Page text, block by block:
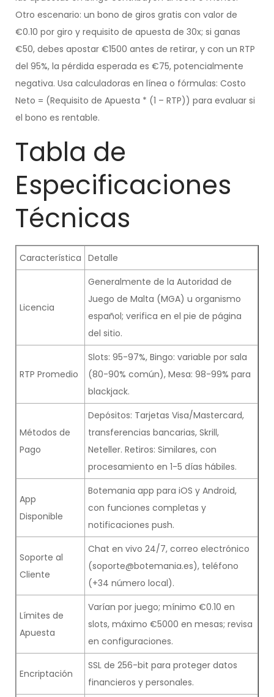
Otro escenario: un bono de giros gratis con valor de
€0.10 por giro y requisito de apuesta de 30x; si ganas
€50, debes apostar €1500 antes de retirar, y con un RTP
del 95%, la pérdida esperada es €75, potencialmente
negativa. Usa calculadoras en línea o fórmulas: Costo
Neto = (Requisito de Apuesta * (1 – RTP)) para evaluar si
el bono es rentable.
Tabla de
Especificaciones
Técnicas
Característica Detalle
Licencia
Generalmente de la Autoridad de
Juego de Malta (MGA) u organismo
español; verifica en el pie de página
del sitio.
RTP Promedio
Slots: 95-97%, Bingo: variable por sala
(80-90% común), Mesa: 98-99% para
blackjack.
Métodos de
Pago
Depósitos: Tarjetas Visa/Mastercard,
transferencias bancarias, Skrill,
Neteller. Retiros: Similares, con
procesamiento en 1-5 días hábiles.
App
Disponible
Botemania app para iOS y Android,
con funciones completas y
notificaciones push.
Soporte al
Cliente
Chat en vivo 24/7, correo electrónico
(soporte@botemania.es), teléfono
(+34 número local).
Límites de
Apuesta
Varían por juego; mínimo €0.10 en
slots, máximo €5000 en mesas; revisa
en configuraciones.
Encriptación
SSL de 256-bit para proteger datos
financieros y personales.